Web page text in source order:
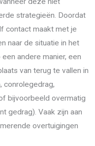
strategieën. Doordat
contact maakt met je
naar de situatie in het
andere manier, een
van terug te vallen in
conrolegedrag,
bijvoorbeeld overmatig
gedrag). Vaak zijn aan
overtuigingen